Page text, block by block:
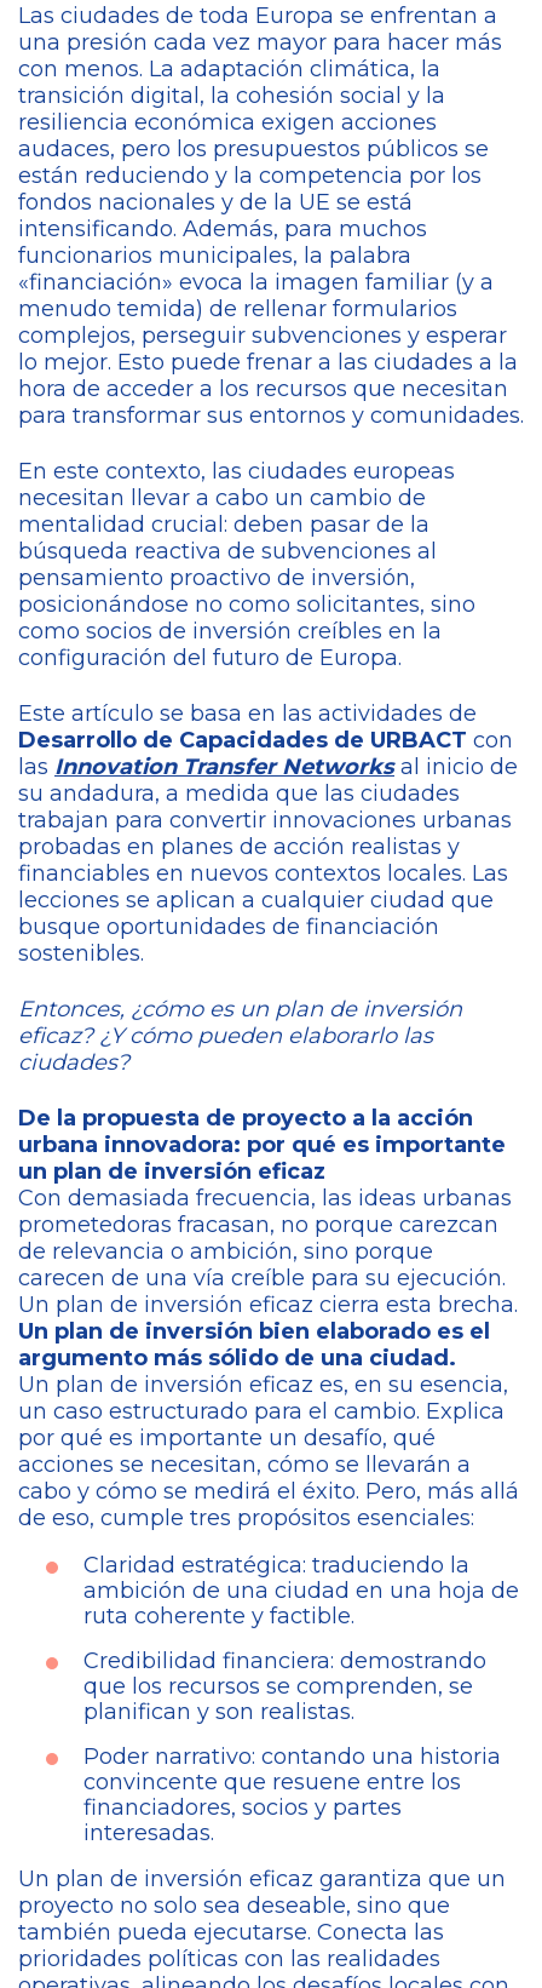
Las ciudades de toda Europa se enfrentan a
una presión cada vez mayor para hacer más
con menos. La adaptación climática, la
transición digital, la cohesión social y la
resiliencia económica exigen acciones
audaces, pero los presupuestos públicos se
están reduciendo y la competencia por los
fondos nacionales y de la UE se está
intensificando. Además, para muchos
funcionarios municipales, la palabra
«financiación» evoca la imagen familiar (y a
menudo temida) de rellenar formularios
complejos, perseguir subvenciones y esperar
lo mejor. Esto puede frenar a las ciudades a la
hora de acceder a los recursos que necesitan
para transformar sus entornos y comunidades.
En este contexto, las ciudades europeas
necesitan llevar a cabo un cambio de
mentalidad crucial: deben pasar de la
búsqueda reactiva de subvenciones al
pensamiento proactivo de inversión,
posicionándose no como solicitantes, sino
como socios de inversión creíbles en la
configuración del futuro de Europa.
Este artículo se basa en las actividades de
Desarrollo de Capacidades de URBACT con
las Innovation Transfer Networksal inicio de
su andadura, a medida que las ciudades
trabajan para convertir innovaciones urbanas
probadas en planes de acción realistas y
financiables en nuevos contextos locales. Las
lecciones se aplican a cualquier ciudad que
busque oportunidades de financiación
sostenibles.
Entonces, ¿cómo es un plan de inversión
eficaz? ¿Y cómo pueden elaborarlo las
ciudades?
De la propuesta de proyecto a la acción
urbana innovadora: por qué es importante
un plan de inversión eficaz
Con demasiada frecuencia, las ideas urbanas
prometedoras fracasan, no porque carezcan
de relevancia o ambición, sino porque
carecen de una vía creíble para su ejecución.
Un plan de inversión eficaz cierra esta brecha.
Un plan de inversión bien elaborado es el
argumento más sólido de una ciudad.
Un plan de inversión eficaz es, en su esencia,
un caso estructurado para el cambio. Explica
por qué es importante un desafío, qué
acciones se necesitan, cómo se llevarán a
cabo y cómo se medirá el éxito. Pero, más allá
de eso, cumple tres propósitos esenciales:
Claridad estratégica: traduciendo la
ambición de una ciudad en una hoja de
ruta coherente y factible.
Credibilidad financiera: demostrando
que los recursos se comprenden, se
planifican y son realistas.
Poder narrativo: contando una historia
convincente que resuene entre los
financiadores, socios y partes
interesadas.
Un plan de inversión eficaz garantiza que un
proyecto no solo sea deseable, sino que
también pueda ejecutarse. Conecta las
prioridades políticas con las realidades